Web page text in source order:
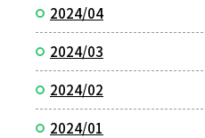
2024/04
2024/03
2024/02
2024/01